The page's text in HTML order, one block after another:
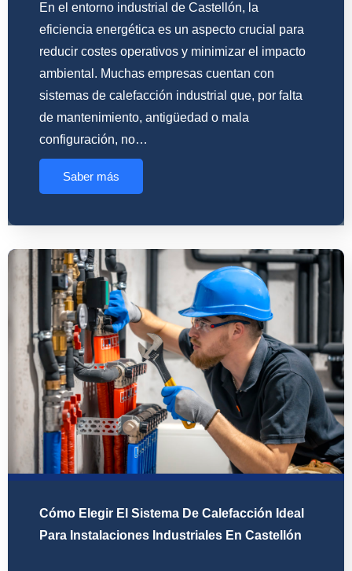
En el entorno industrial de Castellón, la
eficiencia energética es un aspecto crucial para
reducir costes operativos y minimizar el impacto
ambiental. Muchas empresas cuentan con
sistemas de calefacción industrial que, por falta
de mantenimiento, antigüedad o mala
configuración, no…
Saber más
Cómo Elegir El Sistema De Calefacción Ideal
Para Instalaciones Industriales En Castellón